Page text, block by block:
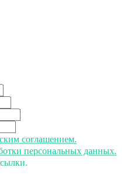
соглашением.
персональных данных.